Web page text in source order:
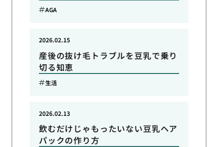
AGA
産後の抜け毛トラブルを豆乳で乗り
切る知恵
2026.02.15
生活
飲むだけじゃもったいない豆乳ヘア
パックの作り方
2026.02.13